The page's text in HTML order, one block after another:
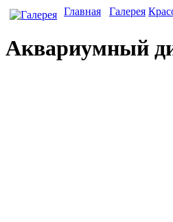
Главная Галерея
Аквариумный